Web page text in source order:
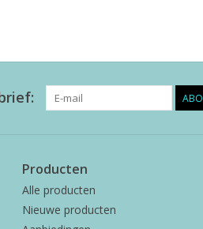
Producten
Alle producten
Nieuwe producten